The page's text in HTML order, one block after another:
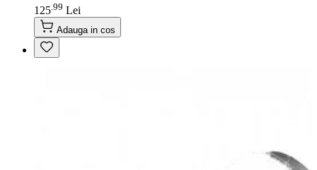
125 99 Lei
Adauga in cos